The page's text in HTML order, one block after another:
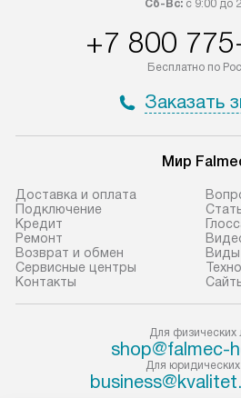
Сб-Вс:с 9:00 до
+7 800
Бесплатно по
Заказать
Мир
Доставка и оплата
Подключение
Кредит
Ремонт
Возврат и обмен
Сервисные центры
Контакты
Виды
Для физических
shop@falmec-
Для